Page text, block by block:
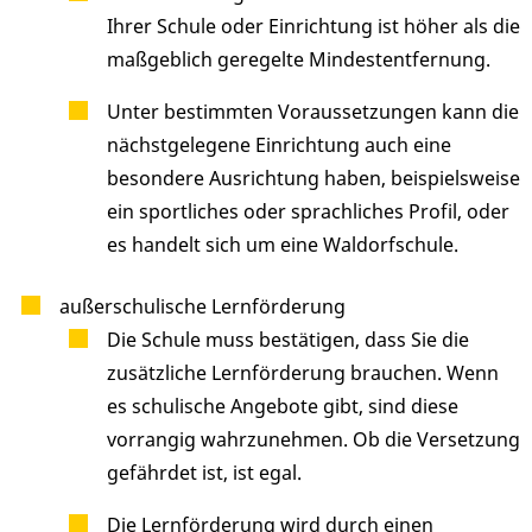
Ihrer Schule oder Einrichtung ist höher als die
maßgeblich geregelte Mindestentfernung.
Unter bestimmten Voraussetzungen kann die
nächstgelegene Einrichtung auch eine
besondere Ausrichtung haben, beispielsweise
ein sportliches oder sprachliches Profil, oder
es handelt sich um eine Waldorfschule.
außerschulische Lernförderung
Die Schule muss bestätigen, dass Sie die
zusätzliche Lernförderung brauchen. Wenn
es schulische Angebote gibt, sind diese
vorrangig wahrzunehmen. Ob die Versetzung
gefährdet ist, ist egal.
Die Lernförderung wird durch einen